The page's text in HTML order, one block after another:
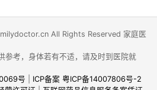
All Rights Reserved 家庭医
参考，身体若有不适，请及时到医院就
号
ICP备案 粤ICP备14007806号-2